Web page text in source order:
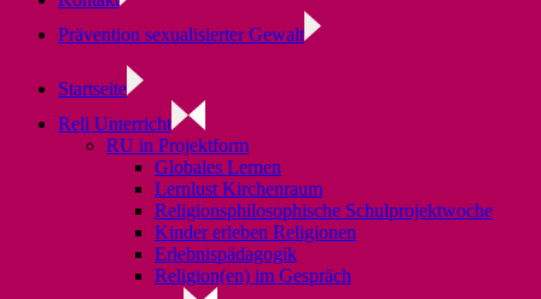
Prävention sexualisierter Gewalt
Startseite
Reli Unterricht
RU in Projektform
Globales Lernen
Lernlust Kirchenraum
Religionsphilosophische Schulprojektwoche
Kinder erleben Religionen
Erlebnispädagogik
Religion(en) im Gespräch